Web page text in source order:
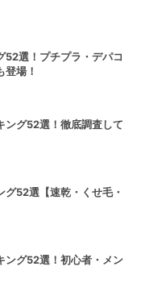
52選！プチプラ・デパコ
登場！
ング52選！徹底調査して
グ52選【速乾・くせ毛・
ング52選！初心者・メン